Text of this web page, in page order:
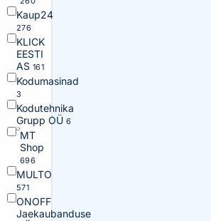
Kaup24
276
KLICK
EESTI
AS 161
Kodumasinad
3
Kodutehnika
Grupp OÜ 6
MT
Shop
696
MULTO
571
ONOFF
Jaekaubanduse